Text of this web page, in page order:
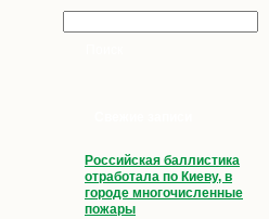
Российская баллистика
отработала по Киеву, в
городе многочисленные
пожары